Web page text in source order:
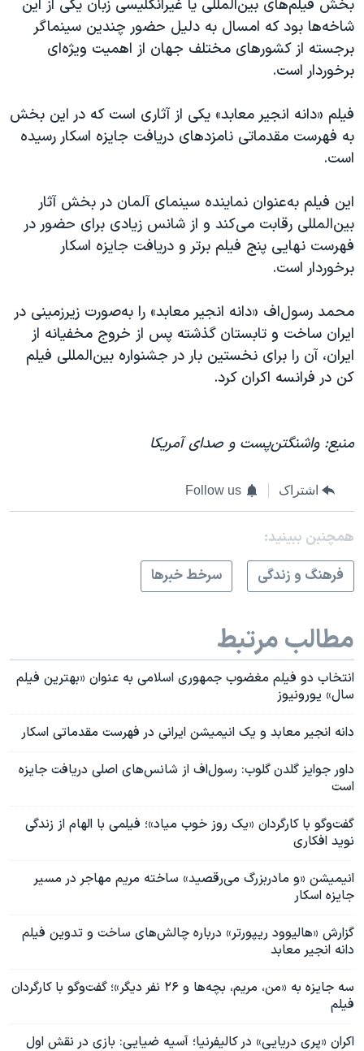
بخش فیلم‌های بین‌المللی یا غیرانگلیسی زبان یکی از این
شاخه‌ها بود که امسال به دلیل حضور چندین سینماگر
برجسته‌ از کشورهای مختلف جهان از اهمیت ویژه‌ای
برخوردار است.
فیلم «دانه انجیر معابد» یکی از آثاری است که در این بخش
به فهرست مقدماتی نامزدهای دریافت جایزه اسکار رسیده
است.
این فیلم به‌عنوان نماینده سینمای آلمان در بخش آثار
بین‌المللی رقابت می‌کند و از شانس زیادی برای حضور در
فهرست نهایی پنج فیلم برتر و دریافت جایزه اسکار
برخوردار است.
محمد رسول‌اف «دانه انجیر معابد» را به‌صورت زیرزمینی در
ایران ساخت و تابستان گذشته پس از خروج مخفیانه از
ایران، آن را برای نخستین بار در جشنواره بین‌المللی فیلم
کن در فرانسه اکران کرد.
منبع: واشنگتن‌پست و صدای آمریکا
اشتراک Follow us
همچنبن ببینید:
فرهنگ و زندگی
سرخط خبرها
مطالب مرتبط
انتخاب دو فیلم مغضوب جمهوری اسلامی به عنوان «بهترین فیلم‌
سال» یورونیوز
دانه انجیر معابد و یک انیمیشن ایرانی در فهرست مقدماتی اسکار
داور جوایز گلدن گلوب: رسول‌اف از شانس‌های اصلی دریافت جایزه
است
گفت‌وگو با کارگردان «یک روز خوب میاد»؛ فیلمی با الهام از زندگی
نوید افکاری
انیمیشن «و مادربزرگ می‌رقصید» ساخته مریم مهاجر در مسیر
جایزه اسکار
گزارش «هالیوود ریپورتر» درباره چالش‌های ساخت و تدوین فیلم
دانه انجیر معابد
سه جایزه به «من، مریم، بچه‌ها ‌و‌ ۲۶ نفر دیگر»؛ گفت‌وگو با کارگردان
فیلم
اکران «پری دریایی» در کالیفرنیا؛ آسیه ضیایی: بازی در نقش اول